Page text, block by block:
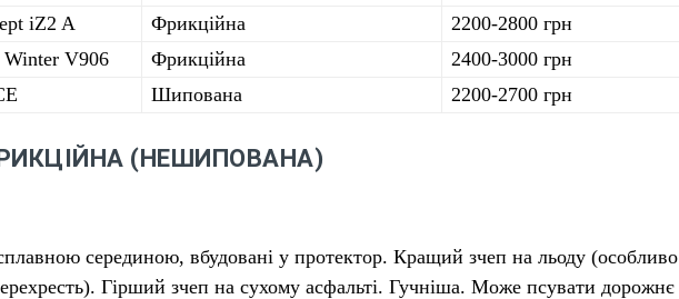
iZ2 A Фрикційна
2200-2800 грн
Winter V906 Фрикційна
2400-3000 грн
Шипована 2200-2700 грн
(НЕШИПОВАНА)
серединою, вбудовані у протектор. Кращий зчеп на льоду (особливо
Гірший зчеп на сухому асфальті. Гучніша. Може псувати дорожнє